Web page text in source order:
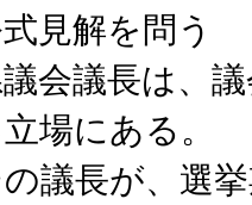
見解を問う
会議長は、
場にある。
議長が、選